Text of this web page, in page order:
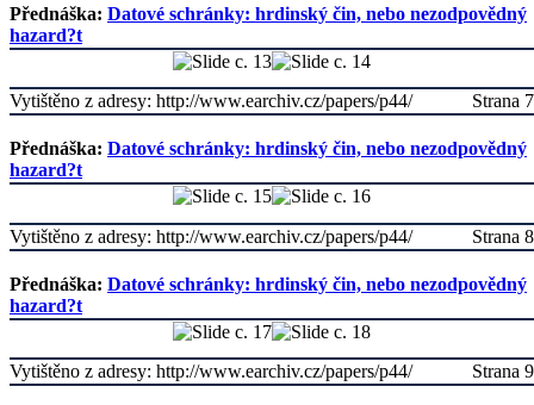
Přednáška: Datové schránky: hrdinský čin, nebo nezodpovědný
hazard?t
Strana 7
Vytištěno z adresy: http://www.earchiv.cz/papers/p44/
Přednáška: Datové schránky: hrdinský čin, nebo nezodpovědný
hazard?t
Strana 8
Vytištěno z adresy: http://www.earchiv.cz/papers/p44/
Přednáška: Datové schránky: hrdinský čin, nebo nezodpovědný
hazard?t
Strana 9
Vytištěno z adresy: http://www.earchiv.cz/papers/p44/